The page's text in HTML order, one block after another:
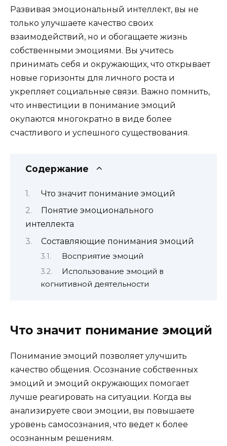
Развивая эмоциональный интеллект, вы не
только улучшаете качество своих
взаимодействий, но и обогащаете жизнь
собственными эмоциями. Вы учитесь
принимать себя и окружающих, что открывает
новые горизонты для личного роста и
укрепляет социальные связи. Важно помнить,
что инвестиции в понимание эмоций
окупаются многократно в виде более
счастливого и успешного существования.
Содержание
Что значит понимание эмоций
Понятие эмоционального
интеллекта
Составляющие понимания эмоций
Восприятие эмоций
Использование эмоций в
когнитивной деятельности
Что значит понимание эмоций
Понимание эмоций позволяет улучшить
качество общения. Осознание собственных
эмоций и эмоций окружающих помогает
лучше реагировать на ситуации. Когда вы
анализируете свои эмоции, вы повышаете
уровень самосознания, что ведет к более
осознанным решениям.